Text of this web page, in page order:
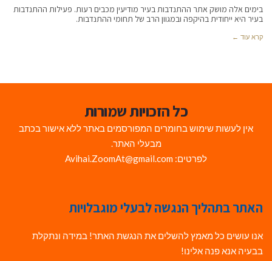
בימים אלה מושק אתר ההתנדבות בעיר מודיעין מכבים רעות. פעילות ההתנדבות
בעיר היא ייחודית בהיקפה ובמגוון הרב של תחומי ההתנדבות.
קרא עוד ←
כל הזכויות שמורות
אין לעשות שימוש בחומרים המפורסמים באתר ללא אישור בכתב
מבעלי האתר.
לפרטים: Avihai.ZoomAt@gmail.com
האתר בתהליך הנגשה לבעלי מוגבלויות
אנו עושים כל מאמץ להשלים את הנגשת האתר! במידה ונתקלת
בבעיה אנא פנה אלינו!